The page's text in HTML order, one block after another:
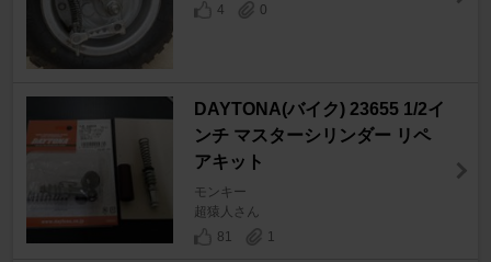
4
0
DAYTONA(バイク) 23655 1/2イ
ンチ マスターシリンダー リペ
アキット
モンキー
超猿人さん
81
1